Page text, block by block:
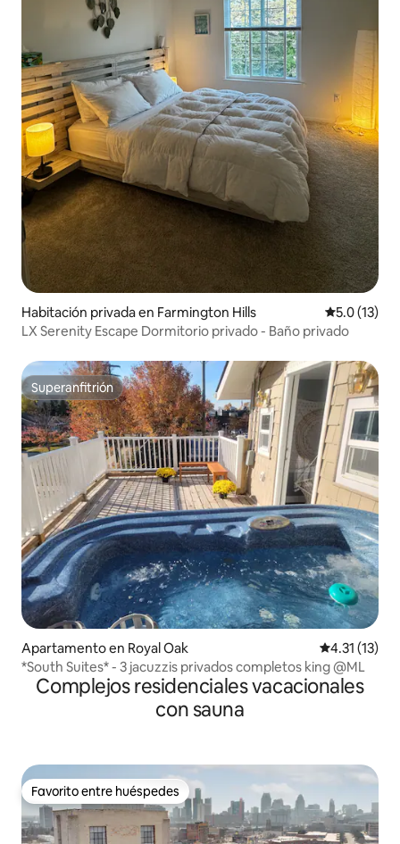
Habitación privada en Farmington Hills Calificación
5.0 (13)
LX Serenity Escape Dormitorio privado - Baño privado
Superanfitrión
Superanfitrión
Apartamento en Royal Oak Calificación
4.31 (13)
*South Suites* - 3 jacuzzis privados completos king @ML
Complejos residenciales vacacionales
con sauna
Favorito entre huéspedes
Favorito entre huéspedes